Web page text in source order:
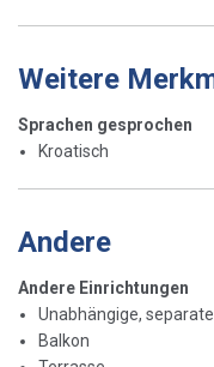
Weitere
Sprachen gesprochen
Kroatisch
Andere
Andere Einrichtungen
Unabhängige,
Balkon